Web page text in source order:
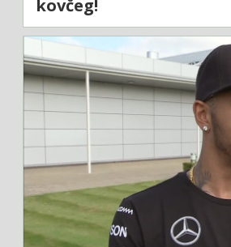
kovčeg!